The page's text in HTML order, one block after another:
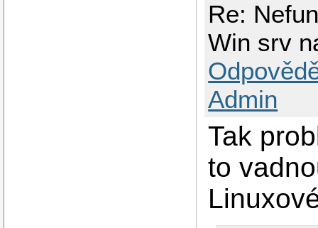
Re:
Win srv
Admin
Tak
to